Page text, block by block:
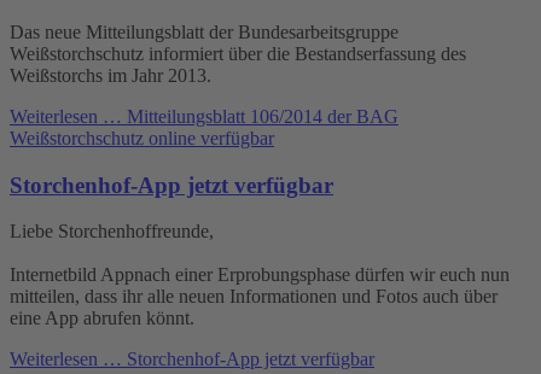
Das neue Mitteilungsblatt der Bundesarbeitsgruppe
Weißstorchschutz informiert über die Bestandserfassung des
Weißstorchs im Jahr 2013.
Weiterlesen … Mitteilungsblatt 106/2014 der BAG
Weißstorchschutz online verfügbar
Storchenhof-App jetzt verfügbar
Liebe Storchenhoffreunde,
Internetbild Appnach einer Erprobungsphase dürfen wir euch nun
mitteilen, dass ihr alle neuen Informationen und Fotos auch über
eine App abrufen könnt.
Weiterlesen … Storchenhof-App jetzt verfügbar